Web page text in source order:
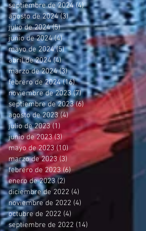
septiembre de 2024 (4)4 entradas
agosto de 2024 (3)3 entradas
julio de 2024 (5)5 entradas
junio de 2024 (4)4 entradas
mayo de 2024 (5)5 entradas
abril de 2024 (4)4 entradas
marzo de 2024 (3)3 entradas
febrero de 2024 (16)16 entradas
noviembre de 2023 (7)7 entradas
septiembre de 2023 (6)6 entradas
agosto de 2023 (4)4 entradas
julio de 2023 (1) 1 entrada
junio de 2023 (3) 3 entradas
mayo de 2023 (10) 10 entradas
marzo de 2023 (3) 3 entradas
febrero de 2023 (6)6 entradas
enero de 2023 (2)
diciembre de 2022 (4)
noviembre de 2022 (4)
octubre de 2022 (4)
septiembre de 2022 (14)